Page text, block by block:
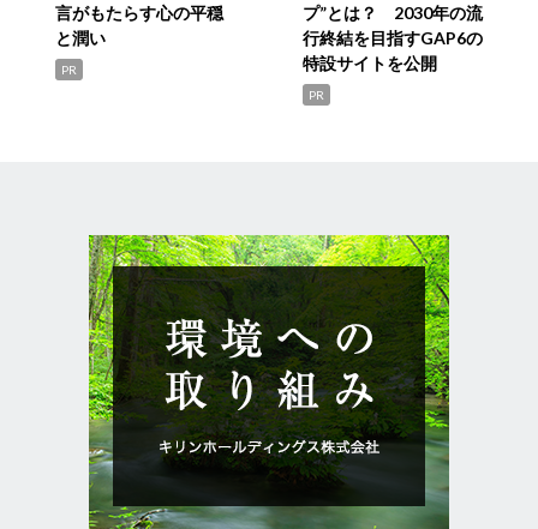
言がもたらす心の平穏
と潤い
PR
プ”とは？ 2030年の流
行終結を目指すGAP6の
特設サイトを公開
PR